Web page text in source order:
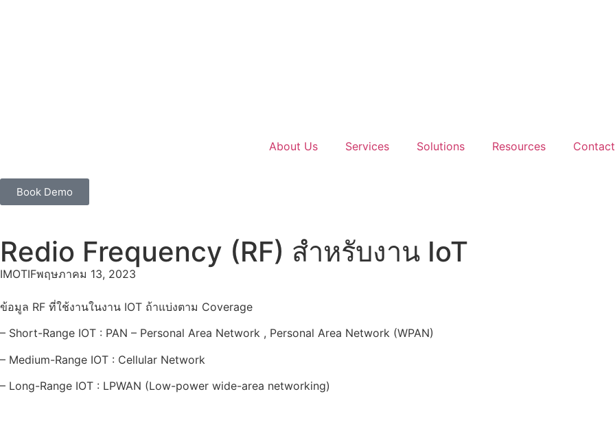
About Us Services Solutions Resources Contact
Book Demo
Redio Frequency (RF) สำหรับงาน IoT
IMOTIFพฤษภาคม 13, 2023
ข้อมูล RF ที่ใช้งานในงาน IOT ถ้าแบ่งตาม Coverage
– Short-Range IOT : PAN – Personal Area Network , Personal Area Network (WPAN)
– Medium-Range IOT : Cellular Network
– Long-Range IOT : LPWAN (Low-power wide-area networking)